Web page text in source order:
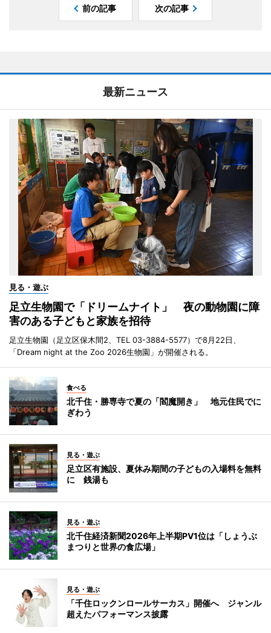
前の記事 次の記事
最新ニュース
見る・遊ぶ
足立生物園で「ドリームナイト」 夜の動物園に障
害のある子どもと家族を招待
足立生物園（足立区保木間2、TEL 03-3884-5577）で8月22日、
「Dream night at the Zoo 2026生物園」が開催される。
食べる
北千住・勝専寺で夏の「閻魔開き」 地元住民でに
ぎわう
見る・遊ぶ
足立区有施設、夏休み期間の子どもの入場料を無料
に 銭湯も
見る・遊ぶ
北千住経済新聞2026年上半期PV1位は「しょうぶ
まつりと世界の食広場」
見る・遊ぶ
「千住ロックンロールサーカス」開催へ ジャンル
超えたパフォーマンス披露